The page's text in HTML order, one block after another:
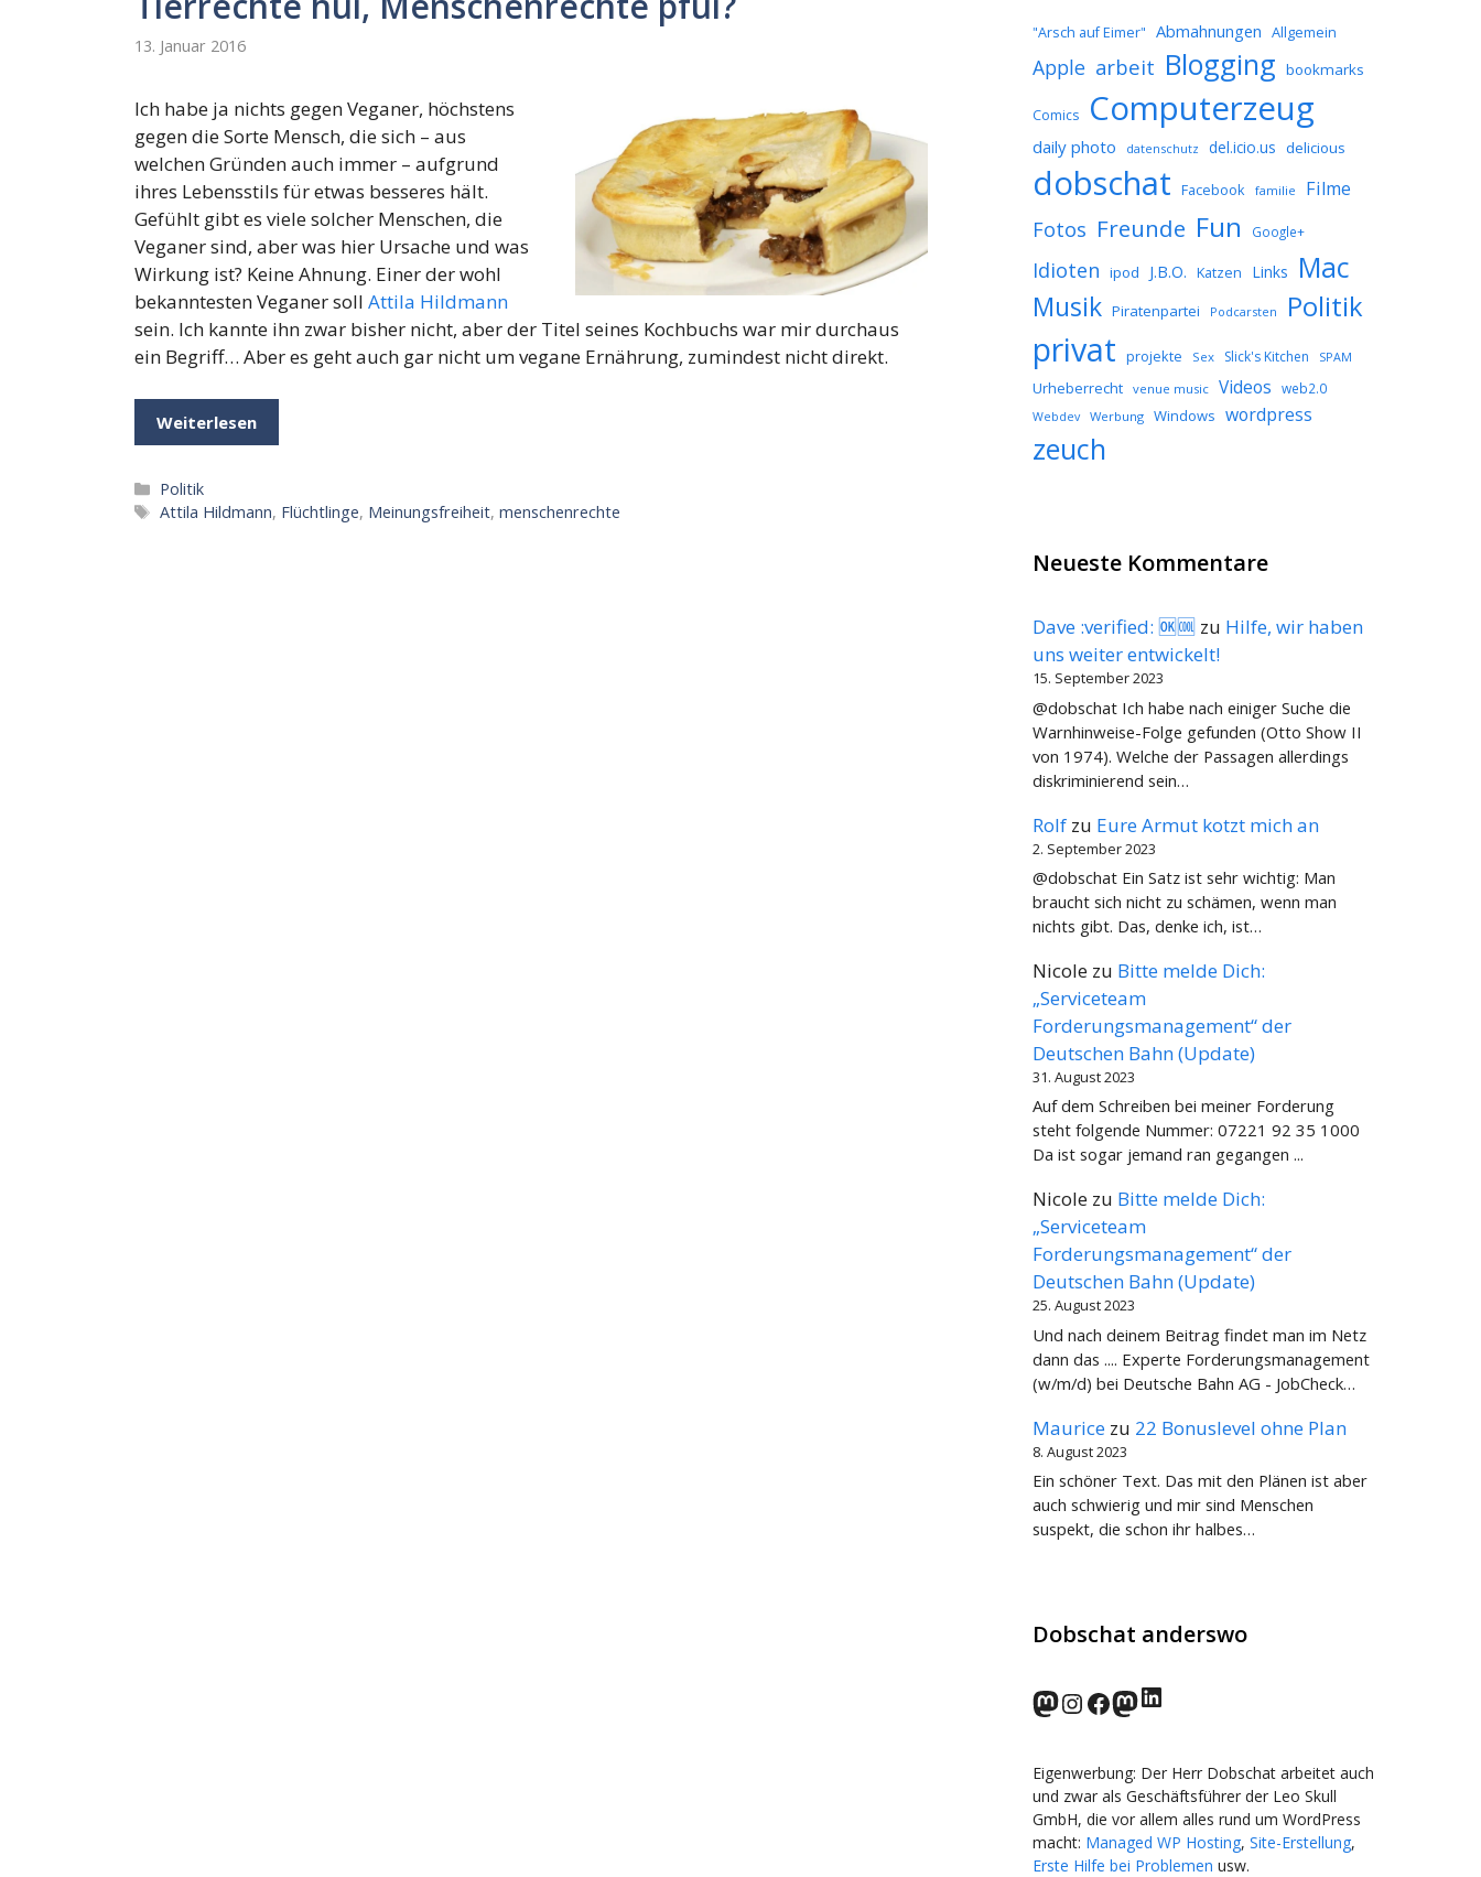
13. Januar 2016
Ich habe ja nichts gegen Veganer, höchstens
gegen die Sorte Mensch, die sich – aus
welchen Gründen auch immer – aufgrund
ihres Lebensstils für etwas besseres hält.
Gefühlt gibt es viele solcher Menschen, die
Veganer sind, aber was hier Ursache und was
Wirkung ist? Keine Ahnung. Einer der wohl
bekanntesten Veganer soll Attila Hildmann
sein. Ich kannte ihn zwar bisher nicht, aber der Titel seines Kochbuchs war mir durchaus
ein Begriff… Aber es geht auch gar nicht um vegane Ernährung, zumindest nicht direkt.
Weiterlesen
Kategorien
Politik
Schlagwörter
Attila Hildmann, Flüchtlinge, Meinungsfreiheit,menschenrechte
"Arsch auf Eimer" Abmahnungen Allgemein
Apple arbeit Blogging bookmarks
Comics Computerzeug
daily photo datenschutz del.icio.us delicious
dobschat Facebook familie Filme
Fotos Freunde Fun Google+
Idioten ipod J.B.O. Katzen Links Mac
Musik Piratenpartei Podcarsten Politik
privat projekte Sex Slick's Kitchen SPAM
Urheberrecht venue music Videos web2.0
Webdev Werbung Windows wordpress
zeuch
Neueste Kommentare
Dave :verified: 🆗🆒 zu Hilfe, wir haben
uns weiter entwickelt!
15. September 2023
@dobschat Ich habe nach einiger Suche die
Warnhinweise-Folge gefunden (Otto Show II
von 1974). Welche der Passagen allerdings
diskriminierend sein…
Rolf zu Eure Armut kotzt mich an
2. September 2023
@dobschat Ein Satz ist sehr wichtig: Man
braucht sich nicht zu schämen, wenn man
nichts gibt. Das, denke ich, ist…
Nicole zu Bitte melde Dich:
„Serviceteam
Forderungsmanagement“ der
Deutschen Bahn (Update)
31. August 2023
Auf dem Schreiben bei meiner Forderung
steht folgende Nummer: 07221 92 35 1000
Da ist sogar jemand ran gegangen ...
Nicole zu Bitte melde Dich:
„Serviceteam
Forderungsmanagement“ der
Deutschen Bahn (Update)
25. August 2023
Und nach deinem Beitrag findet man im Netz
dann das .... Experte Forderungsmanagement
(w/m/d) bei Deutsche Bahn AG - JobCheck…
Maurice zu 22 Bonuslevel ohne Plan
8. August 2023
Ein schöner Text. Das mit den Plänen ist aber
auch schwierig und mir sind Menschen
suspekt, die schon ihr halbes…
Dobschat anderswo
norden.social
Instagram
Facebook
wp-punks.social
LinkedIn
Eigenwerbung: Der Herr Dobschat arbeitet auch
und zwar als Geschäftsführer der Leo Skull
GmbH, die vor allem alles rund um WordPress
macht: Managed WP Hosting, Site-Erstellung,
Erste Hilfe bei Problemen usw.